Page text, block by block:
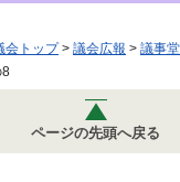
会トップ> 議会広報 > 議事
8
ページの先頭へ戻る